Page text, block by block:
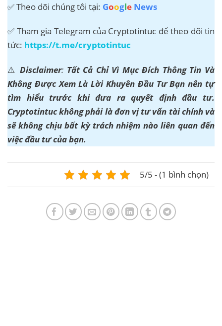
✅ Theo dõi chúng tôi tại: Google News
✅ Tham gia Telegram của Cryptotintuc để theo dõi tin
tức: https://t.me/cryptotintuc
⚠️Disclaimer: Tất Cả Chỉ Vì Mục Đích Thông Tin Và
Không Được Xem Là Lời Khuyên Đầu Tư Bạn nên tự
tìm hiểu trước khi đưa ra quyết định đầu tư.
Cryptotintuc không phải là đơn vị tư vấn tài chính và
sẽ không chịu bất kỳ trách nhiệm nào liên quan đến
việc đầu tư của bạn.
5/5 - (1 bình chọn)